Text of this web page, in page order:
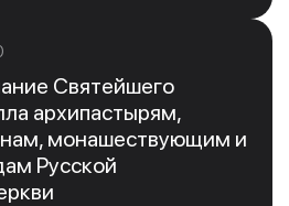
Святейшего
архипастырям,
монашествующим и
Русской